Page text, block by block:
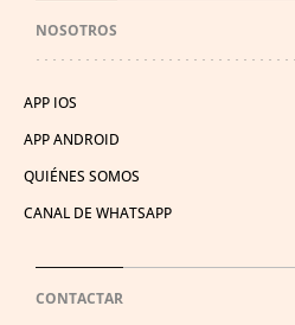
NOSOTROS
APP IOS
APP ANDROID
QUIÉNES SOMOS
CANAL DE WHATSAPP
CONTACTAR